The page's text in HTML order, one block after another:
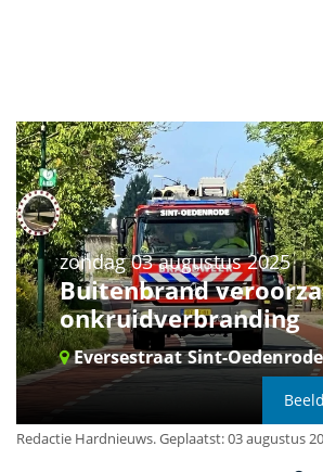
zondag 03 augustus 2025
Buitenbrand
onkruidverbranding
Eversestraat Sint-Oedenrode
Redactie Hardnieuws.Geplaatst: 03 augustus